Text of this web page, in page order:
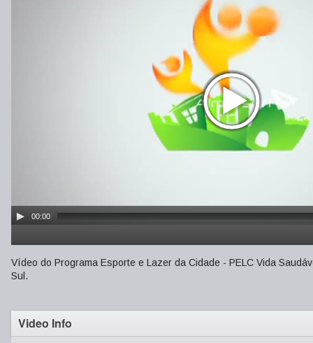
00:00
Vídeo do Programa Esporte e Lazer da Cidade - PELC Vida
Sul.
Video Info